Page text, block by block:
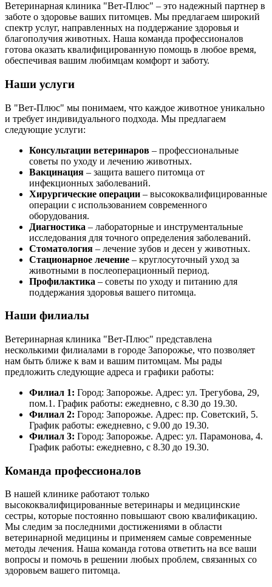
Ветеринарная клиника "Вет-Плюс" – это надежный партнер в
заботе о здоровье ваших питомцев. Мы предлагаем широкий
спектр услуг, направленных на поддержание здоровья и
благополучия животных. Наша команда профессионалов
готова оказать квалифицированную помощь в любое время,
обеспечивая вашим любимцам комфорт и заботу.
Наши услуги
В "Вет-Плюс" мы понимаем, что каждое животное уникально
и требует индивидуального подхода. Мы предлагаем
следующие услуги:
Консультации ветеринаров – профессиональные
советы по уходу и лечению животных.
Вакцинация – защита вашего питомца от
инфекционных заболеваний.
Хирургические операции – высококвалифицированные
операции с использованием современного
оборудования.
Диагностика – лабораторные и инструментальные
исследования для точного определения заболеваний.
Стоматология – лечение зубов и десен у животных.
Стационарное лечение – круглосуточный уход за
животными в послеоперационный период.
Профилактика – советы по уходу и питанию для
поддержания здоровья вашего питомца.
Наши филиалы
Ветеринарная клиника "Вет-Плюс" представлена
несколькими филиалами в городе Запорожье, что позволяет
нам быть ближе к вам и вашим питомцам. Мы рады
предложить следующие адреса и графики работы:
Филиал 1: Город: Запорожье. Адрес: ул. Трегубова, 29,
пом.1. График работы: ежедневно, с 8.30 до 19.30.
Филиал 2: Город: Запорожье. Адрес: пр. Советский, 5.
График работы: ежедневно, с 9.00 до 19.30.
Филиал 3: Город: Запорожье. Адрес: ул. Парамонова, 4.
График работы: ежедневно, с 8.30 до 19.30.
Команда профессионалов
В нашей клинике работают только
высококвалифицированные ветеринары и медицинские
сестры, которые постоянно повышают свою квалификацию.
Мы следим за последними достижениями в области
ветеринарной медицины и применяем самые современные
методы лечения. Наша команда готова ответить на все ваши
вопросы и помочь в решении любых проблем, связанных со
здоровьем вашего питомца.